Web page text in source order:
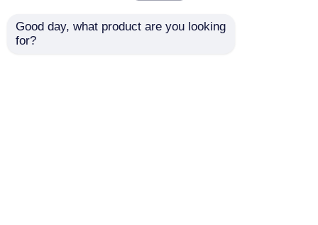
Good day, what product are you looking
for?